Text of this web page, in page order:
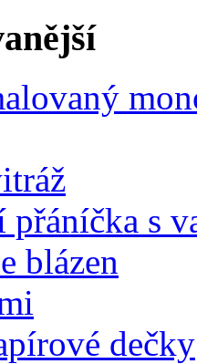
přáníčka s
blázen
dečky